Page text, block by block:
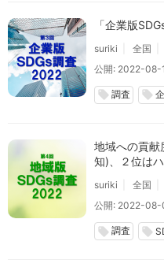
「企業版
suriki 全国
公開: 2022-08-
local_offer 調査 local_offer
地域への貢献
知)、２位は
suriki 全国
公開: 2022-
local_offer 調査 local_offer